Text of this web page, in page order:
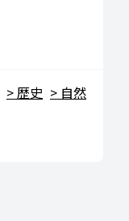
歴史
自然